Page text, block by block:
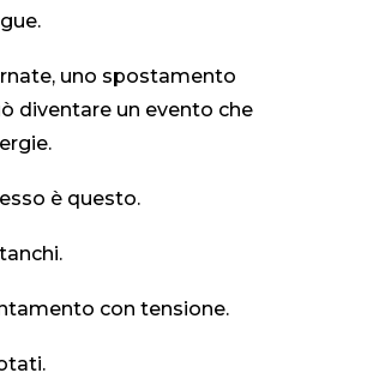
uno spostamento
diventare un evento che
è questo.
con tensione.